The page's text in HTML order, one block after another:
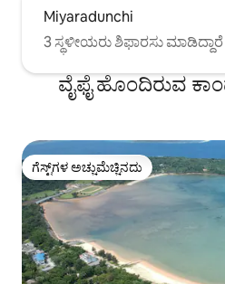
Miyaradunchi
3 ಸ್ಥಳೀಯರು ಶಿಫಾರಸು ಮಾಡಿದ್ದಾರೆ
ವೈಫೈ ಹೊಂದಿರುವ
ಗೆಸ್ಟ್‌ಗಳ ಅಚ್ಚುಮೆಚ್ಚಿನದು
ಗೆಸ್ಟ್‌ಗಳ ಅಚ್ಚುಮೆಚ್ಚಿನದು